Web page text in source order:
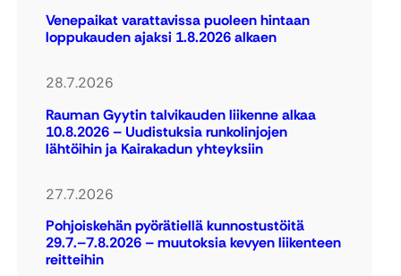
Venepaikat varattavissa puoleen hintaan
loppukauden ajaksi 1.8.2026 alkaen
28.7.2026
Rauman Gyytin talvikauden liikenne alkaa
10.8.2026 – Uudistuksia runkolinjojen
lähtöihin ja Kairakadun yhteyksiin
27.7.2026
Pohjoiskehän pyörätiellä kunnostustöitä
29.7.–7.8.2026 – muutoksia kevyen liikenteen
reitteihin